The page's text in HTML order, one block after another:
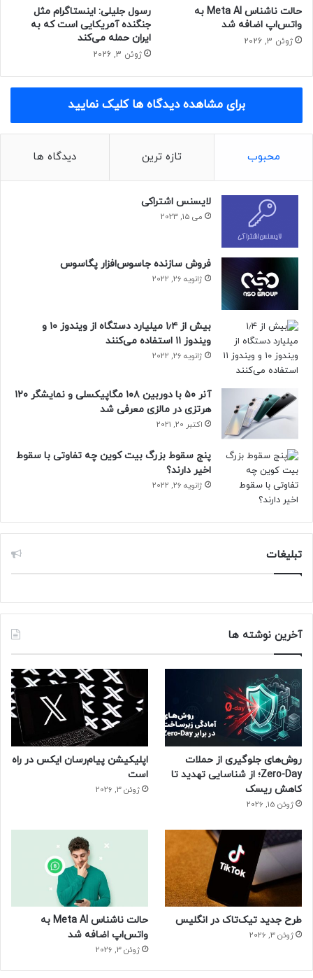
حالت ناشناس Meta AI به
واتس‌اپ اضافه شد
ژوئن 3, 2026
رسول جلیلی: اینستاگرام مثل
جنگنده آمریکایی است که به
ایران حمله می‌کند
ژوئن 3, 2026
برای مشاهده دیدگاه ها کلیک نمایید
محبوب تازه ترین دیدگاه ها
لایسنس اشتراکی
می 15, 2023
فروش سازنده جاسوس‌افزار پگاسوس
ژانویه 26, 2022
بیش از ۱٫۴ میلیارد دستگاه از ویندوز ۱۰ و
ویندوز ۱۱ استفاده می‌کنند
ژانویه 26, 2022
آنر ۵۰ با دوربین ۱۰۸ مگاپیکسلی و نمایشگر ۱۲۰
هرتزی در مالزی معرفی شد
اکتبر 20, 2021
پنج سقوط بزرگ بیت کوین چه تفاوتی با سقوط
اخیر دارند؟
ژانویه 26, 2022
تبلیغات
آخرین نوشته ها
روش‌های جلوگیری از حملات
Zero-Day؛ از شناسایی تهدید تا
کاهش ریسک
ژوئن 15, 2026
اپلیکیشن پیام‌رسان ایکس در راه
است
ژوئن 3, 2026
طرح جدید تیک‌تاک در انگلیس
ژوئن 3, 2026
حالت ناشناس Meta AI به
واتس‌اپ اضافه شد
ژوئن 3, 2026